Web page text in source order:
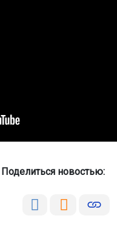
Поделиться новостью: